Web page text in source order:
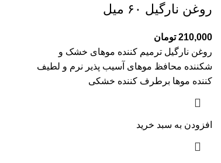
روغن نارگیل ۶۰ میل
210,000 تومان
روغن نارگیل ترمیم کننده موهای خشک و
شکننده محافظ موهای آسیب پذیر نرم و لطیف
کننده موها برطرف کننده خشکی
افزودن به سبد خرید